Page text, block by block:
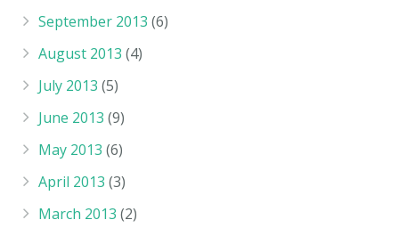
September 2013 (6)
August 2013 (4)
July 2013 (5)
June 2013 (9)
May 2013 (6)
April 2013 (3)
March 2013 (2)